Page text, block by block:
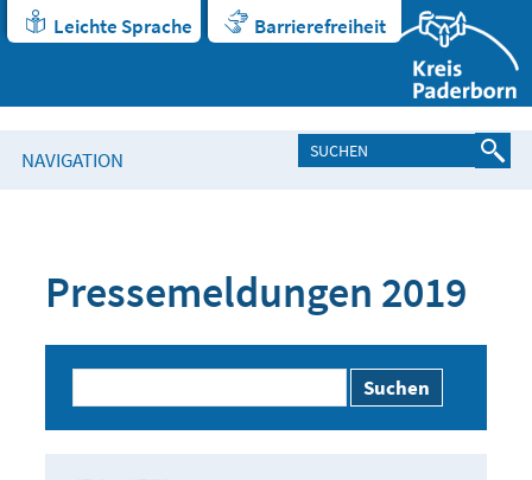
Leichte Sprache Barrierefreiheit
NAVIGATION
Pressemeldungen 2019
Suchen